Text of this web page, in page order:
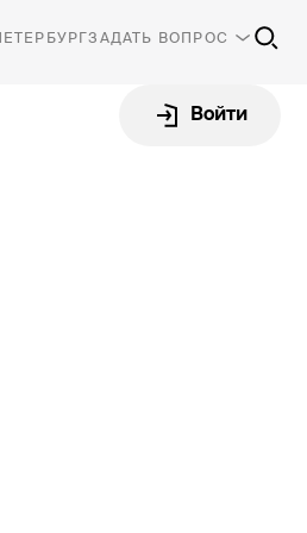
ЗАДАТЬ ВОПРОС
Войти